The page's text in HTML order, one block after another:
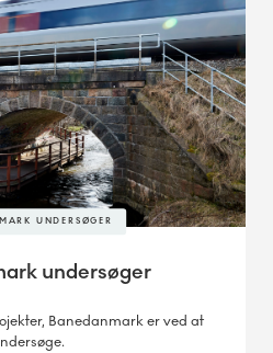
UNDERSØGER
undersøger
Banedanmark er ved at